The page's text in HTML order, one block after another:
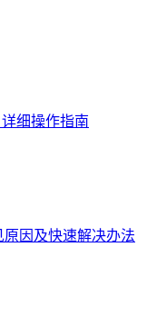
细操作指南
原因及快速解决办法